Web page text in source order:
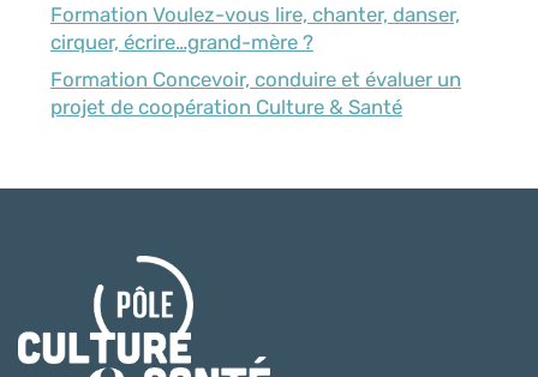
Formation Voulez-vous lire, chanter, danser,
cirquer, écrire…grand-mère ?
Formation Concevoir, conduire et évaluer un
projet de coopération Culture & Santé